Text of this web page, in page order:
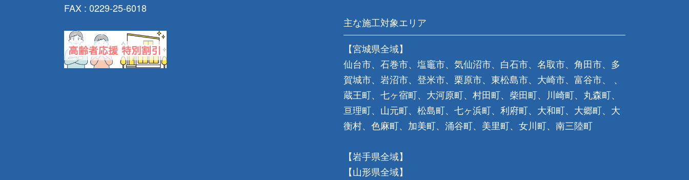
FAX : 0229-25-6018
主な施工対象エリア
【宮城県全域】
仙台市、石巻市、塩竈市、気仙沼市、白石市、名取市、角田市、多
賀城市、岩沼市、登米市、栗原市、東松島市、大崎市、富谷市、 、
蔵王町、七ヶ宿町、大河原町、村田町、柴田町、川崎町、丸森町、
亘理町、山元町、松島町、七ヶ浜町、利府町、大和町、大郷町、大
衡村、色麻町、加美町、涌谷町、美里町、女川町、南三陸町
【岩手県全域】
【山形県全域】